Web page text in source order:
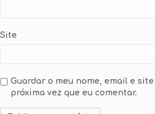
Site
Guardar o meu nome, email e
próxima vez que eu comentar.